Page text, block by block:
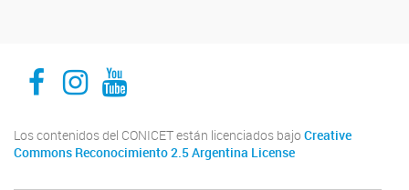
Facebook
Instagram
Youtube
Los contenidos del CONICET están licenciados bajo Creative
Commons Reconocimiento 2.5 Argentina License